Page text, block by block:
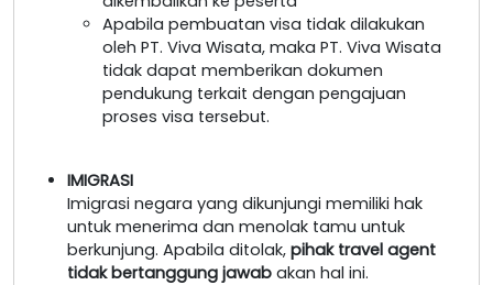
Apabila pembuatan visa tidak dilakukan
oleh PT. Viva Wisata, maka PT. Viva Wisata
tidak dapat memberikan dokumen
pendukung terkait dengan pengajuan
proses visa tersebut.
IMIGRASI
Imigrasi negara yang dikunjungi memiliki hak
untuk menerima dan menolak tamu untuk
berkunjung. Apabila ditolak, pihak travel agent
tidak bertanggung jawab akan hal ini.